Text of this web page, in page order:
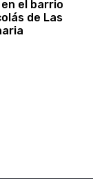
el barrio
de Las